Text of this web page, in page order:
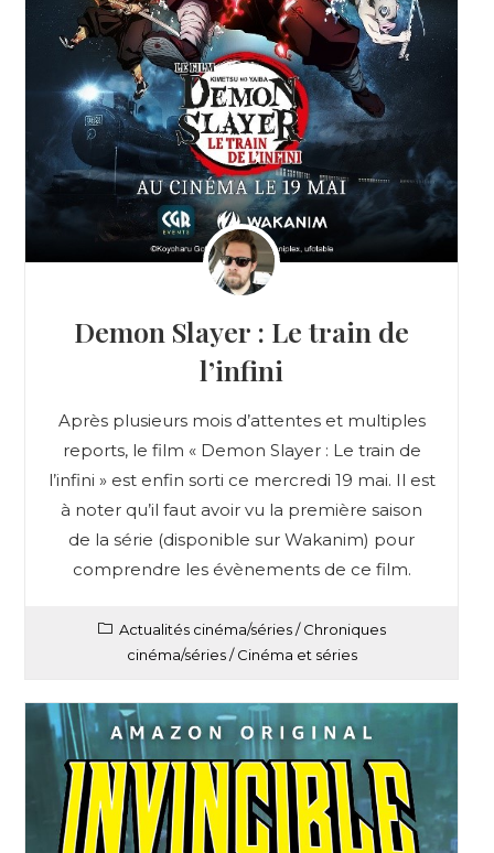
Demon Slayer : Le train de
l’infini
Après plusieurs mois d’attentes et multiples
reports, le film « Demon Slayer : Le train de
l’infini » est enfin sorti ce mercredi 19 mai. Il est
à noter qu’il faut avoir vu la première saison
de la série (disponible sur Wakanim) pour
comprendre les évènements de ce film.
Actualités cinéma/séries/Chroniques
cinéma/séries/Cinéma et séries